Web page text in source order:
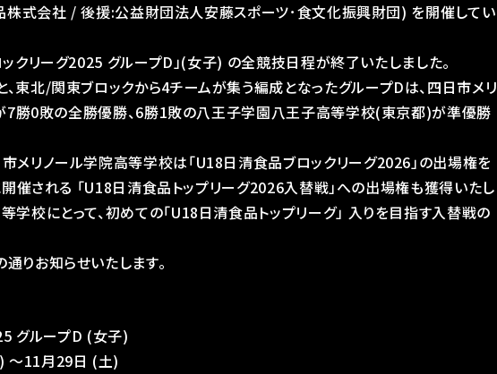
式会社 / 後援:公益財団法人安藤スポーツ･食文化振興財団) を開催してい
クリーグ2025 グループD」(女子) の全競技日程が終了いたしました。
東北/関東ブロックから4チームが集う編成となったグループDは、四日市メリ
勝0敗の全勝優勝、6勝1敗の八王子学園八王子高等学校(東京都)が準優勝
メリノール学院高等学校は「U18日清食品ブロックリーグ2026」の出場権を
催される 「U18日清食品トップリーグ2026入替戦」への出場権も獲得いたし
学校にとって、初めての「U18日清食品トップリーグ」 入りを目指す入替戦の
りお知らせいたします。
グループD (女子)
～11月29日 (土)